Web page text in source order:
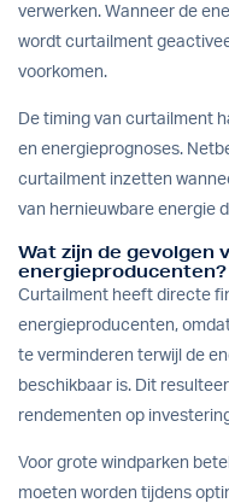
verwerken. Wanneer de
wordt curtailment
voorkomen.
De timing van curtailment
en energieprognoses.
curtailment inzetten
van hernieuwbare energie
Wat zijn de gevolgen
energieproducenten?
Curtailment heeft directe
energieproducenten,
te verminderen terwijl de
beschikbaar is. Dit
rendementen op
Voor grote windparken
moeten worden tijdens